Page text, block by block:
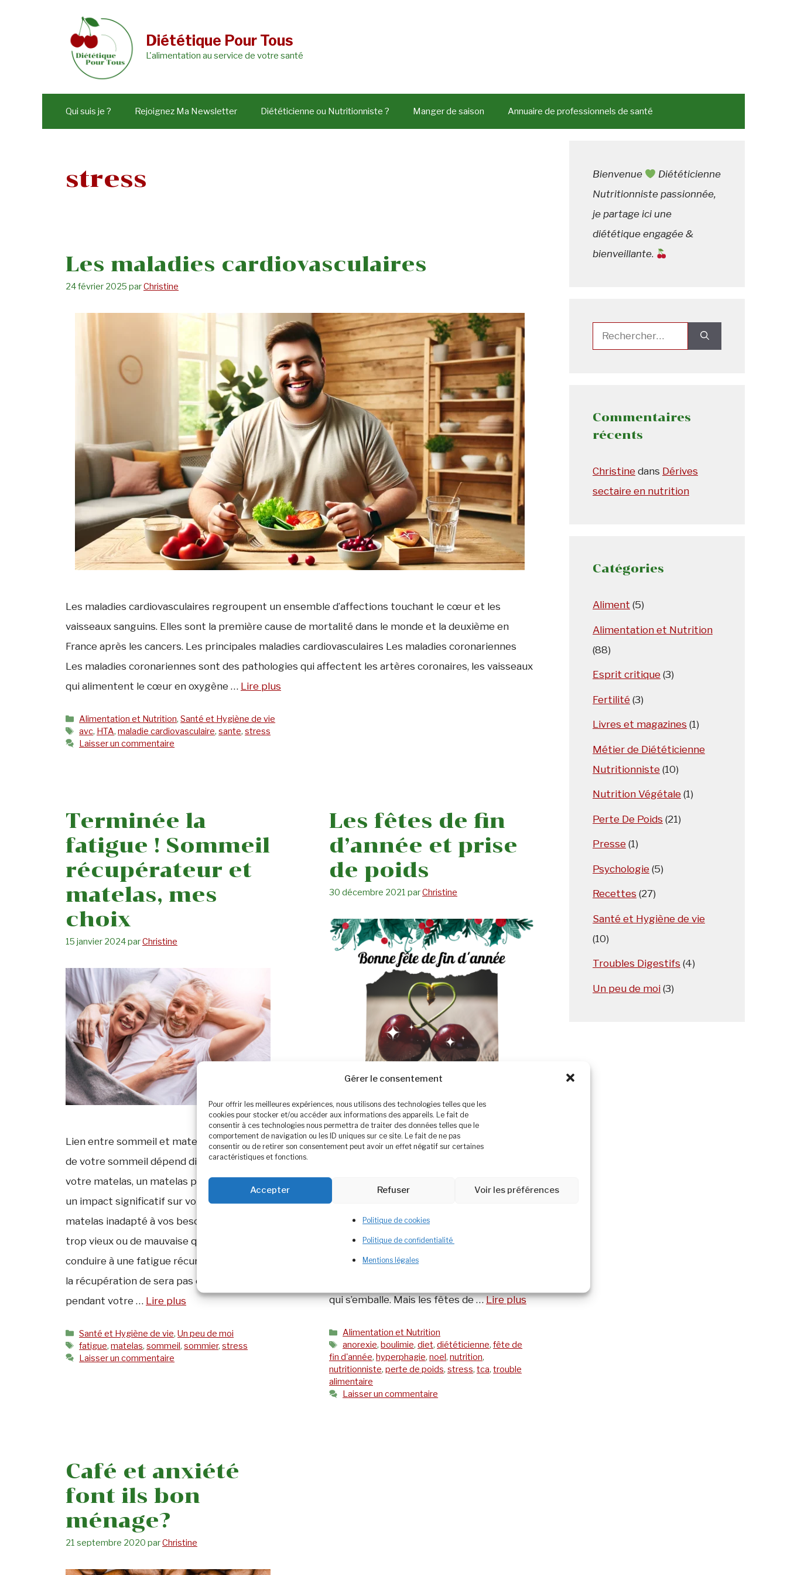
Gérer le consentement
Pour offrir les meilleures expériences, nous utilisons des technologies telles que les
cookies pour stocker et/ou accéder aux informations des appareils. Le fait de
consentir à ces technologies nous permettra de traiter des données telles que le
comportement de navigation ou les ID uniques sur ce site. Le fait de ne pas
consentir ou de retirer son consentement peut avoir un effet négatif sur certaines
caractéristiques et fonctions.
Accepter Refuser Voir les préférences
Politique de cookies
Politique de confidentialité
Mentions légales
Diététique Pour Tous
L'alimentation au service de votre santé
Qui suis je ? Rejoignez Ma Newsletter Diététicienne ou Nutritionniste ? Manger de saison Annuaire de professionnels de santé
stress
Les maladies cardiovasculaires
24 février 2025 parChristine
Les maladies cardiovasculaires regroupent un ensemble d’affections touchant le cœur et les
vaisseaux sanguins. Elles sont la première cause de mortalité dans le monde et la deuxième en
France après les cancers. Les principales maladies cardiovasculaires Les maladies coronariennes
Les maladies coronariennes sont des pathologies qui affectent les artères coronaires, les vaisseaux
qui alimentent le cœur en oxygène … Lire plus
Catégories
Alimentation et Nutrition,Santé et Hygiène de vie
Étiquettes
avc, HTA,maladie cardiovasculaire,sante,stress
Laisser un commentaire
Terminée la
fatigue ! Sommeil
récupérateur et
matelas, mes
choix
15 janvier 2024parChristine
Lien entre sommeil et matelas La qualité
de votre sommeil dépend directement de
votre matelas, un matelas peut donc avoir
un impact significatif sur votre fatigue. Un
matelas inadapté à vos besoins, un matelas
trop vieux ou de mauvaise qualité peut
conduire à une fatigue récurrente puisque
la récupération de sera pas optimal
pendant votre … Lire plus
Catégories
Santé et Hygiène de vie,Un peu de moi
Étiquettes
fatigue,matelas,sommeil,sommier,stress
Laisser un commentaire
Les fêtes de fin
d’année et prise
de poids
30 décembre 2021 parChristine
poids Les fêtes de fin d’année peuvent être
source de stress voir d’anxiété pour
certaines personnes. Notamment la peur
de prendre du poids, la culpabilisation de
mal et/ou trop manger. Les chiffres de la
qui s’emballe. Mais les fêtes de …Lire plus
Catégories
Alimentation et Nutrition
Étiquettes
anorexie,boulimie,diet,diététicienne,fête de
fin d'année, hyperphagie, noel, nutrition,
nutritionniste, perte de poids, stress, tca, trouble
alimentaire
Laisser un commentaire
Café et anxiété
font ils bon
ménage?
21 septembre 2020 parChristine
Bienvenue
Diététicienne
Nutritionniste passionnée,
je partage ici une
diététique engagée &
bienveillante.
Rechercher :
Commentaires
récents
Christine dans Dérives
sectaire en nutrition
Catégories
Aliment (5)
Alimentation et Nutrition
(88)
Esprit critique (3)
Fertilité (3)
Livres et magazines (1)
Métier de Diététicienne
Nutritionniste (10)
Nutrition Végétale (1)
Perte De Poids (21)
Presse (1)
Psychologie (5)
Recettes (27)
Santé et Hygiène de vie
(10)
Troubles Digestifs (4)
Un peu de moi (3)